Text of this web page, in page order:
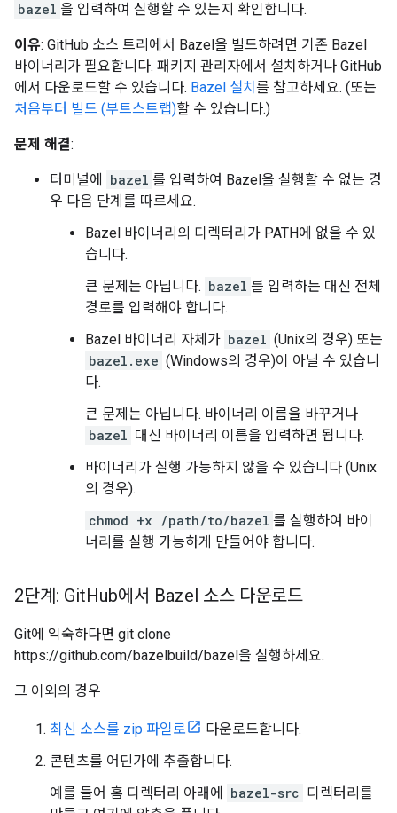
bazel 을 입력하여 실행할 수 있는지 확인합니다.
이유: GitHub 소스 트리에서 Bazel을 빌드하려면 기존 Bazel
바이너리가 필요합니다. 패키지 관리자에서 설치하거나 GitHub
에서 다운로드할 수 있습니다. Bazel 설치 를 참고하세요. (또는
처음부터 빌드 (부트스트랩)할 수 있습니다.)
문제 해결:
터미널에 bazel 를 입력하여 Bazel을 실행할 수 없는 경
우 다음 단계를 따르세요.
Bazel 바이너리의 디렉터리가 PATH에 없을 수 있
습니다.
큰 문제는 아닙니다. bazel 를 입력하는 대신 전체
경로를 입력해야 합니다.
Bazel 바이너리 자체가 bazel (Unix의 경우) 또는
bazel.exe (Windows의 경우)이 아닐 수 있습니
다.
큰 문제는 아닙니다. 바이너리 이름을 바꾸거나
bazel 대신 바이너리 이름을 입력하면 됩니다.
바이너리가 실행 가능하지 않을 수 있습니다 (Unix
의 경우).
chmod +x /path/to/bazel 를 실행하여 바이
너리를 실행 가능하게 만들어야 합니다.
2단계: GitHub에서 Bazel 소스 다운로드
Git에 익숙하다면 git clone
https://github.com/bazelbuild/bazel을 실행하세요.
그 이외의 경우
최신 소스를 zip 파일로
다운로드합니다.
콘텐츠를 어딘가에 추출합니다.
예를 들어 홈 디렉터리 아래에
bazel-src 디렉터리를